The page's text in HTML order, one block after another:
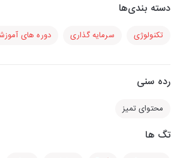
دسته بندی‌ها
تکنولوژی سرمایه گذاری دوره های
رده سنی
محتوای تمیز
تگ ها